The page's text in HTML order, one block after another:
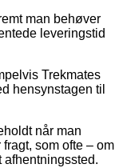
man behøver
leveringstid
Trekmates
hensynstagen til
når man
som ofte – om